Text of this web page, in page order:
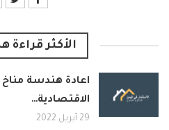
الأكثر قراءة
اعادة هندسة مناخ
الاقتصادية…
29 أبريل 2022